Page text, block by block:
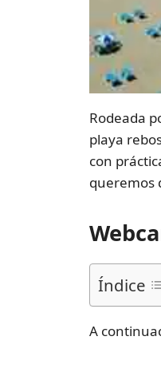
Rodeada
playa
con
queremos
Índice
A